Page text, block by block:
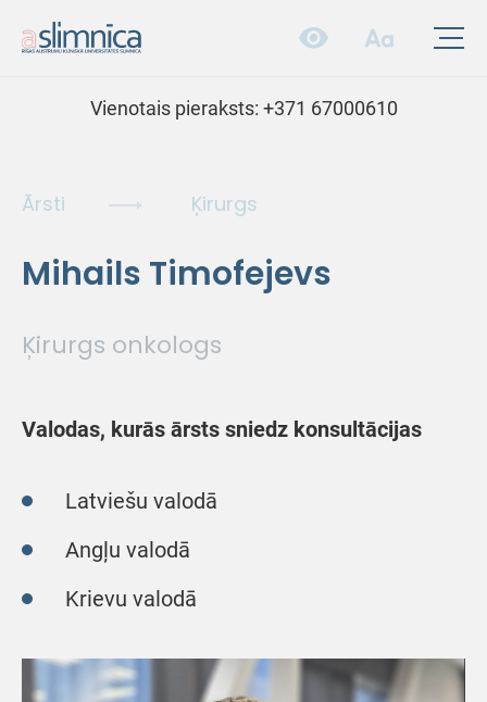
Vienotais pieraksts: +371 67000610
Ārsti Ķirurgs
Mihails Timofejevs
Ķirurgs onkologs
Valodas, kurās ārsts sniedz konsultācijas
Latviešu valodā
Angļu valodā
Krievu valodā